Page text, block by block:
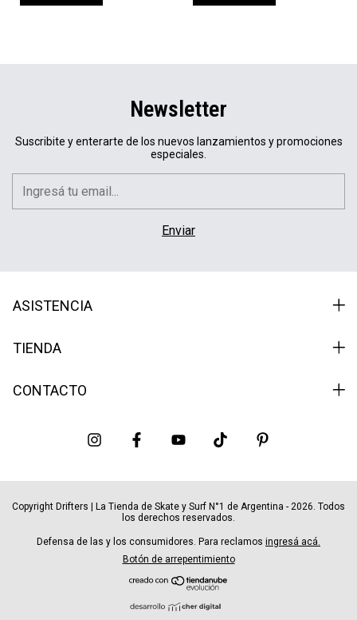
Newsletter
Suscribite y enterarte de los nuevos lanzamientos y promociones
especiales.
ASISTENCIA
TIENDA
CONTACTO
Copyright Drifters | La Tienda de Skate y Surf N°1 de Argentina - 2026. Todos
los derechos reservados.
Defensa de las y los consumidores. Para reclamos ingresá acá.
Botón de arrepentimiento